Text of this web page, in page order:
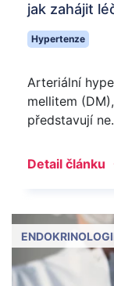
jak zahájit
Hypertenze
Arteriální
mellitem
představují
Detail článku